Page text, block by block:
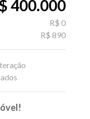
400.000
R$ 0
R$ 890